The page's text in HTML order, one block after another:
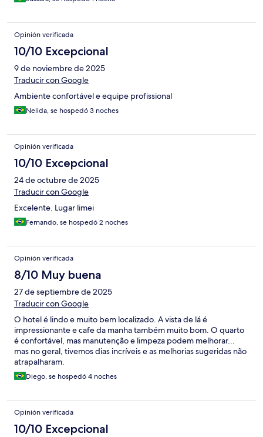
Opinión verificada
10/10 Excepcional
9 de noviembre de 2025
Traducir con Google
Ambiente confortável e equipe profissional
Nelida, se hospedó 3 noches
Opinión verificada
10/10 Excepcional
24 de octubre de 2025
Traducir con Google
Excelente. Lugar limei
Fernando, se hospedó 2 noches
Opinión verificada
8/10 Muy buena
27 de septiembre de 2025
Traducir con Google
O hotel é lindo e muito bem localizado. A vista de lá é
impressionante e cafe da manha também muito bom. O quarto
é confortável, mas manutenção e limpeza podem melhorar...
mas no geral, tivemos dias incríveis e as melhorias sugeridas não
atrapalharam.
Diego, se hospedó 4 noches
Opinión verificada
10/10 Excepcional